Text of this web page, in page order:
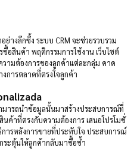
ย่างลึกซึ้ง ระบบ CRM จะช่วยรวบรวม
อสินค้า พฤติกรรมการใช้งาน เว็บไซต์
ามต้องการของลูกค้าแต่ละกลุ่ม คาด
การตลาดที่ตรงใจลูกค้า
ารถนำข้อมูลนั้นมาสร้างประสบการณ์ที่
ค้าที่ตรงกับความต้องการ เสนอโปรโมชั่
ารหลังการขายที่ประทับใจ ประสบการณ์
ระตุ้นให้ลูกค้ากลับมาซื้อซ้ำ